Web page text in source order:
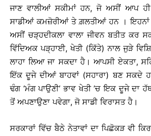
ਜਾਣ ਵਾਲੀਆਂ ਸਕੀਮਾਂ ਹਨ, ਜੋ ਅਸੀਂ ਆਪ
ਸਾਡੀਆਂ ਕਮਜ਼ੋਰੀਆਂ ਤੇ ਗ਼ਲਤੀਆਂ ਹਨ । ਇਹਨਾਂ
ਅਸੀਂ ਚੜ੍ਹਦੀਕਲਾ ਵਾਲਾ ਜੀਵਨ ਬਤੀਤ ਕਰ
ਵਿੱਦਿਅਕ ਪੜ੍ਹਾਈ, ਖੇਤੀ (ਕਿੱਤੇ) ਨਾਲ ਜੁੜੇ
ਲਾਹਾ ਲਿਆ ਜਾ ਸਕਦਾ ਹੈ। ਆਪਸੀ ਏਕਤਾ,
ਇੱਕ ਦੂਜੇ ਦੀਆਂ ਬਾਹਵਾਂ (ਸਹਾਰਾ) ਬਣ ਸਕਦੇ
ਢੰਗ ‘ਮੰਗ ਪਾਉਣੀ’ ਭਾਵ ਖੇਤੀ ’ਚ ਇਕ ਦੂਜੇ ਦਾ
ਤੋਂ ਅਪਣਾਉਣਾ ਪਵੇਗਾ, ਜੋ ਸਾਡੀ ਵਿਰਾਸਤ ਹੈ।
ਸਰਕਾਰਾਂ ਵਿੱਚ ਬੈਠੇ ਨੇਤਾਵਾਂ ਦਾ ਪਿਛੋਕੜ ਵੀ